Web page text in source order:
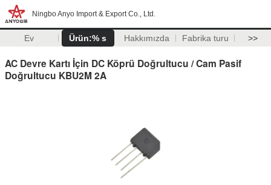
Ningbo Anyo Import & Export Co., Ltd.
Ev Ürün:% s Hakkımızda Fabrika turu >>
AC Devre Kartı İçin DC Köprü Doğrultucu / Cam Pasif
Doğrultucu KBU2M 2A